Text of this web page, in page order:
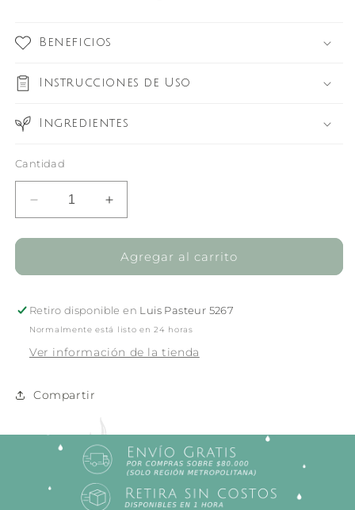
Beneficios
Instrucciones de Uso
Ingredientes
Cantidad
Reducir
cantidad
para
Conditioner
325ml
Aumentar
cantidad
para
Scalp
Conditioner
325ml
Agregar al carrito
Retiro disponible en Luis Pasteur 5267
Normalmente está listo en 24 horas
Ver información de la tienda
Compartir